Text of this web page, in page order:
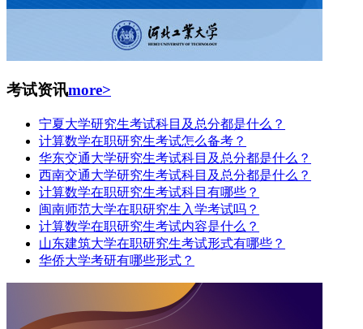
考试资讯more>
宁夏大学研究生考试科目及总分都是什么？
计算数学在职研究生考试怎么备考？
华东交通大学研究生考试科目及总分都是什么？
西南交通大学研究生考试科目及总分都是什么？
计算数学在职研究生考试科目有哪些？
闽南师范大学在职研究生入学考试吗？
计算数学在职研究生考试内容是什么？
山东建筑大学在职研究生考试形式有哪些？
华侨大学考研有哪些形式？